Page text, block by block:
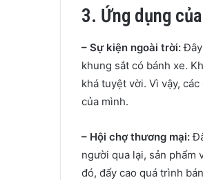
3. Ứng dụng
– Sự kiện ngoài trời:
khung sắt có bánh xe.
khá tuyệt vời. Vì vậy,
của mình.
– Hội chợ thương mại:
người qua lại, sản phẩm
đó, đẩy cao quá trình